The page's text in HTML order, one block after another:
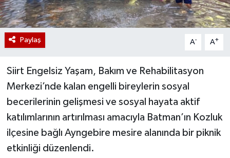
Paylaş A- A+
Siirt Engelsiz Yaşam, Bakım ve Rehabilitasyon
Merkezi’nde kalan engelli bireylerin sosyal
becerilerinin gelişmesi ve sosyal hayata aktif
katılımlarının artırılması amacıyla Batman’ın Kozluk
ilçesine bağlı Ayngebire mesire alanında bir piknik
etkinliği düzenlendi.